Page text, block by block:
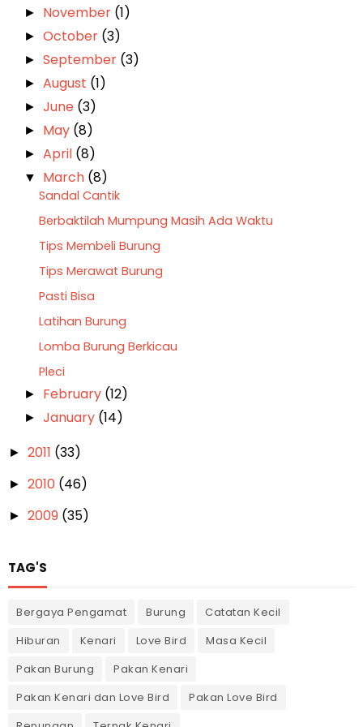
► November (1)
►October (3)
►September (3)
►August (1)
►June (3)
► May (8)
►April (8)
▼ March (8)
Sandal Cantik
Berbaktilah Mumpung Masih Ada Waktu
Tips Membeli Burung
Tips Merawat Burung
Pasti Bisa
Latihan Burung
Lomba Burung Berkicau
Pleci
► February (12)
►January (14)
► 2011 (33)
► 2010 (46)
► 2009 (35)
TAG'S
Bergaya Pengamat Burung
Catatan Kecil
Hiburan
Kenari Love Bird
Masa Kecil
Pakan Burung
Pakan Kenari
Pakan Kenari dan Love Bird
Pakan Love Bird